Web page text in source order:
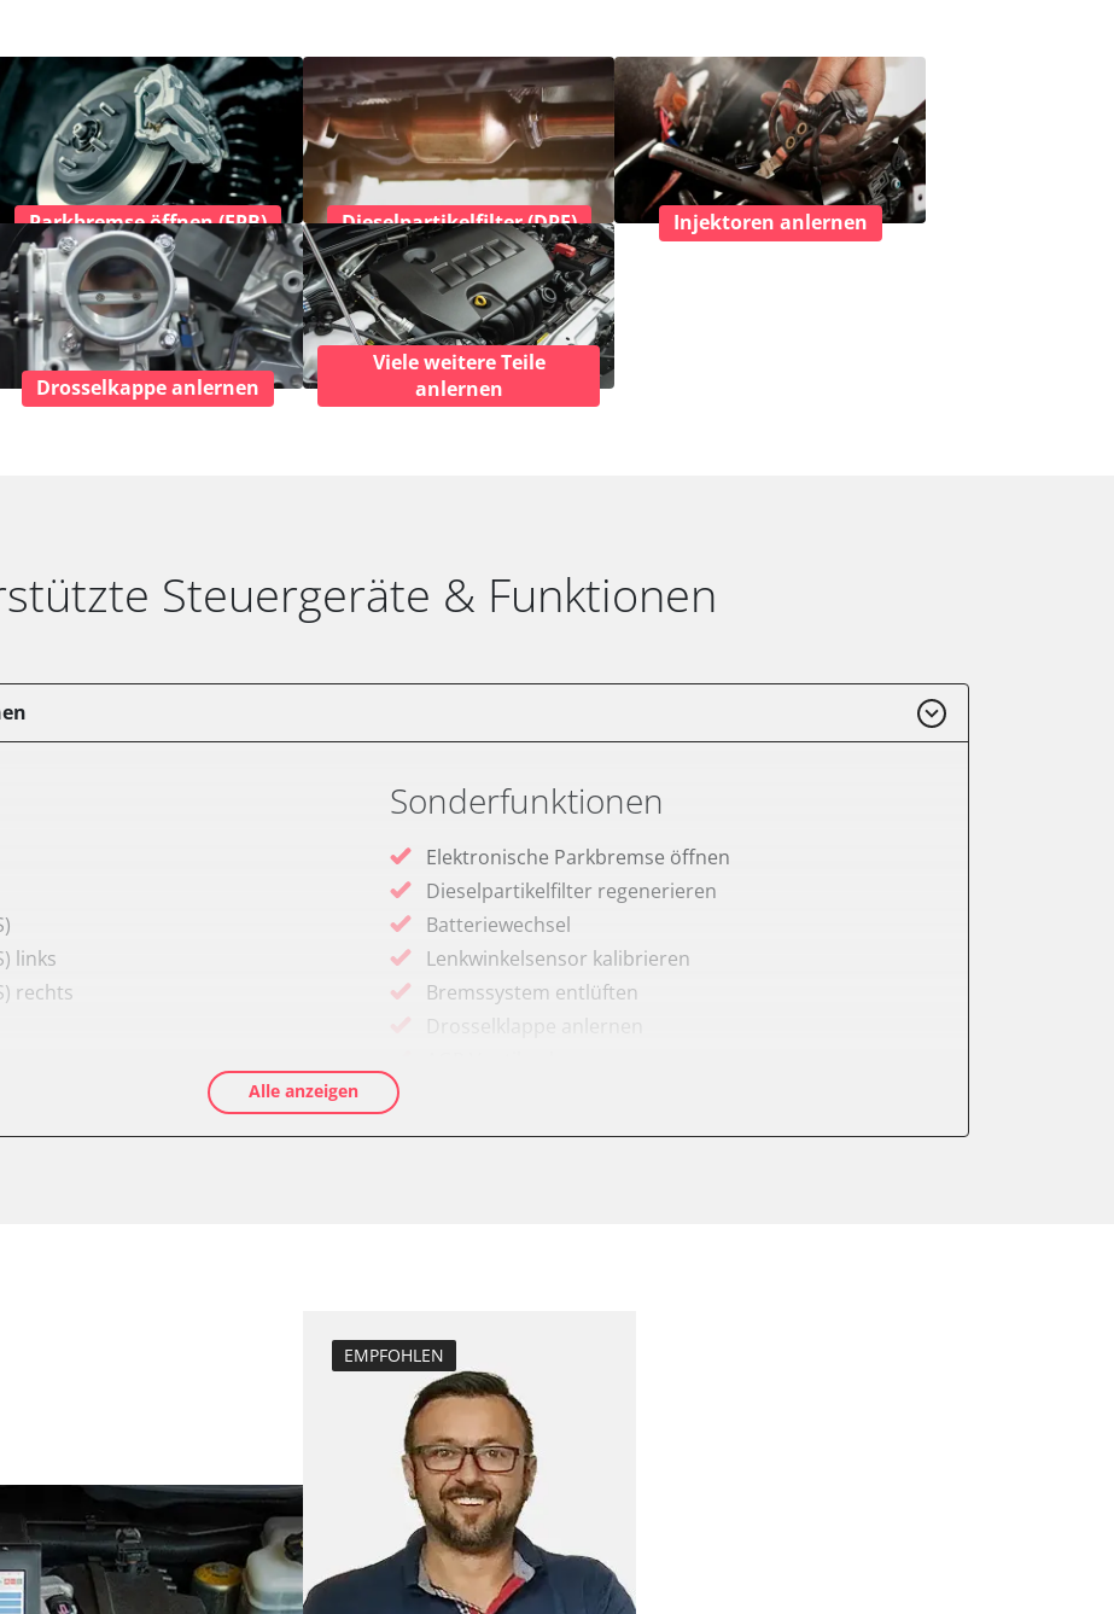
Parkbremse öffnen (EPB) Dieselpartikelfilter (DPF) Injektoren anlernen
Drosselkappe anlernen
Viele weitere Teile
anlernen
Steuergeräte & Funktionen
links
rechts
Sonderfunktionen
Elektronische Parkbremse öffnen
Dieselpartikelfilter regenerieren
Batteriewechsel
Lenkwinkelsensor kalibrieren
Bremssystem entlüften
Drosselklappe anlernen
Dieselpartikelfilter wechseln
Differenzdruck Sensor anlernen
Einspritzdüsen anlernen
Elektronische Parkbremse schließen
Grundeinstellung
Injektor Adaptionswerte zurücksetzen
Injektoren einstellen
Kodierung der Reifendruckvariante
Alle anzeigen
EMPFOHLEN